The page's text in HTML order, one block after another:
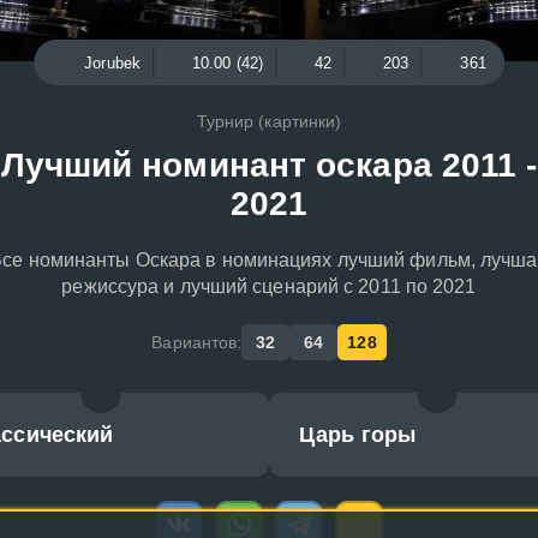
Jorubek 10.00 (42) 42 203 361
Турнир (картинки)
Лучший номинант оскара 2011 -
2021
номинанты Оскара в номинациях лучший фильм,
режиссура и лучший сценарий с 2011 по 2021
Вариантов: 32 64 128
Царь горы